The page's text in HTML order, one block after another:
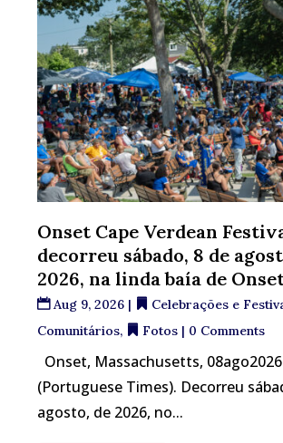
Onset Cape Verdean
decorreu sábado, 8 de
2026, na linda baía de
Aug 9, 2026 | Celebrações e
Comunitários, Fotos | 0 Comments
Onset, Massachusetts, 08ago2026
(Portuguese Times). Decorreu
agosto, de 2026, no...